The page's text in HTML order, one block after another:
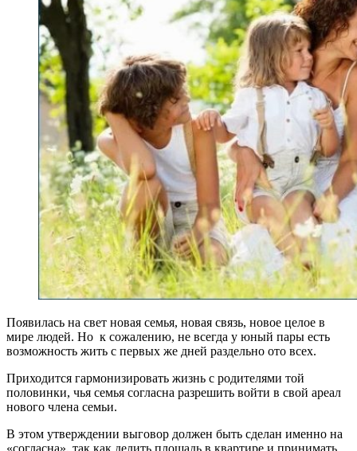
Появилась на свет новая семья, новая связь, новое целое в
мире людей. Но к сожалению, не всегда у юный пары есть
возможность жить с первых же дней раздельно ото всех.
Приходится гармонизировать жизнь с родителями той
половинки, чья семья согласна разрешить войти в свой ареал
нового члена семьи.
В этом утверждении выговор должен быть сделан именно на
«согласна», так как делить площадь в квартире и принимать